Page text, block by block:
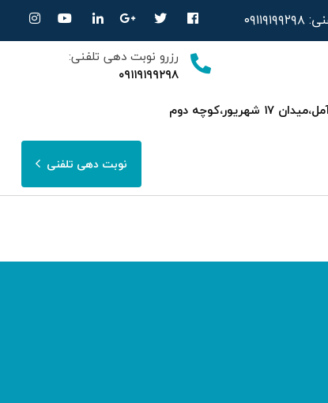
۰۹۱۱۹۱۹۹۲۹۸
رزرو نوبت دهی تلفنی:
۰۹۱۱۹۱۹۹۲۹۸
ساری،بلوار امیرمازندرانی روبرویی داروخانه‌ دکتر صحرایی مجتمع پزشکی هسته ای پارسا ط ۳ واحد ۱۰ / آمل،میدان ۱۷ شهریور،کوچه دوم
نوبت دهی تلفنی